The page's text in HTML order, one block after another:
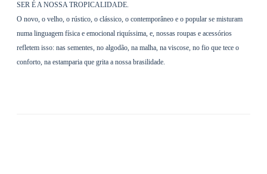
SER É A NOSSA TROPICALIDADE.
O novo, o velho, o rústico, o clássico, o contemporâneo e o popular se misturam
numa linguagem física e emocional riquíssima, e, nossas roupas e acessórios
refletem isso: nas sementes, no algodão, na malha, na viscose, no fio que tece o
conforto, na estamparia que grita a nossa brasilidade.